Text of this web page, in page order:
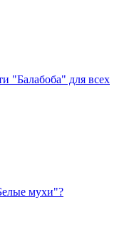
"Балабоба" для всех
мухи"?